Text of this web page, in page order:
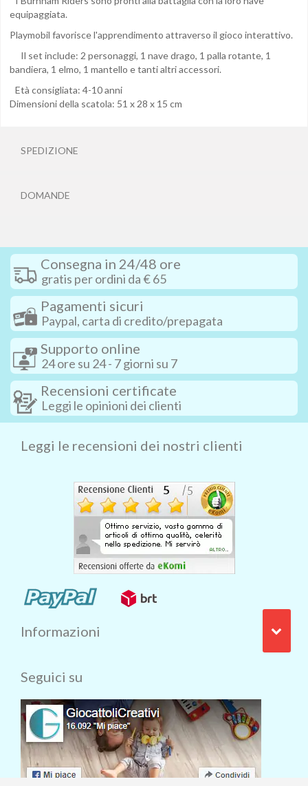
equipaggiata.
Playmobil favorisce l'apprendimento attraverso il gioco interattivo.
Il set include: 2 personaggi, 1 nave drago, 1 palla rotante, 1
bandiera, 1 elmo, 1 mantello e tanti altri accessori.
Età consigliata: 4-10 anni
Dimensioni della scatola: 51 x 28 x 15 cm
SPEDIZIONE
DOMANDE
Consegna in 24/48 ore
gratis per ordini da € 65
Pagamenti sicuri
Paypal, carta di credito/prepagata
Supporto online
24 ore su 24 - 7 giorni su 7
Recensioni certificate
Leggi le opinioni dei clienti
Leggi le recensioni dei nostri clienti
Informazioni
Seguici su